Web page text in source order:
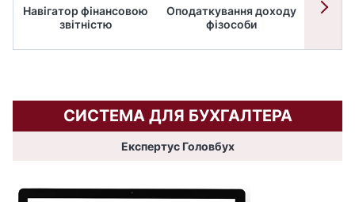
Навігатор фінансовою
звітністю
Оподаткування доходу
фізособи
СИСТЕМА ДЛЯ БУХГАЛТЕРА
Експертус Головбух